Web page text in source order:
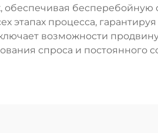
этапах процесса,
возможности
спроса и постоянного